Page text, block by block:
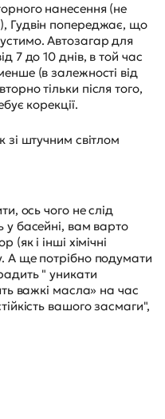
нанесення (не
Гудвін попереджає, що
Автозагар для
7 до 10 днів, в той час
(в залежності від
тільки після того,
корекції.
зі штучним світлом
ось чого не слід
басейні, вам варто
і інші хімічні
А ще потрібно подумати
" уникати
важкі масла» на час
вашого засмаги",